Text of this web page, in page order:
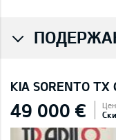
KIA SORENTO
49 000 €